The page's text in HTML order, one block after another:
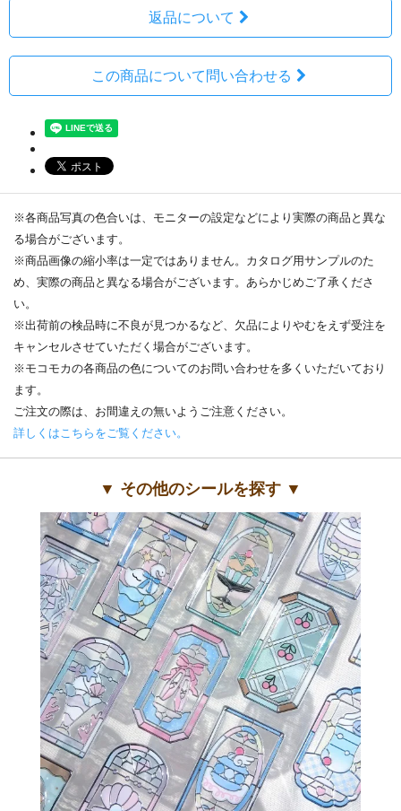
返品について
この商品について問い合わせる
※各商品写真の色合いは、モニターの設定などにより実際の商品と異な
る場合がございます。
※商品画像の縮小率は一定ではありません。カタログ用サンプルのた
め、実際の商品と異なる場合がございます。あらかじめご了承くださ
い。
※出荷前の検品時に不良が見つかるなど、欠品によりやむをえず受注を
キャンセルさせていただく場合がございます。
※モコモカの各商品の色についてのお問い合わせを多くいただいており
ます。
ご注文の際は、お間違えの無いようご注意ください。
詳しくはこちらをご覧ください。
▼ その他のシールを探す ▼